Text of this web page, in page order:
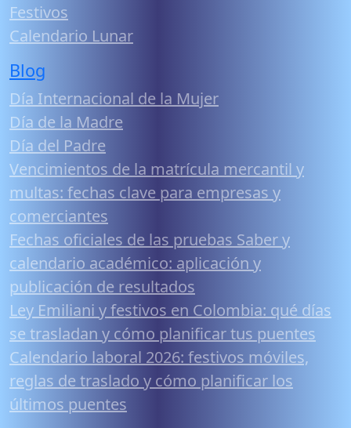
Festivos
Calendario Lunar
Blog
Día Internacional de la Mujer
Día de la Madre
Día del Padre
Vencimientos de la matrícula mercantil y
multas: fechas clave para empresas y
comerciantes
Fechas oficiales de las pruebas Saber y
calendario académico: aplicación y
publicación de resultados
Ley Emiliani y festivos en Colombia: qué días
se trasladan y cómo planificar tus puentes
Calendario laboral 2026: festivos móviles,
reglas de traslado y cómo planificar los
últimos puentes